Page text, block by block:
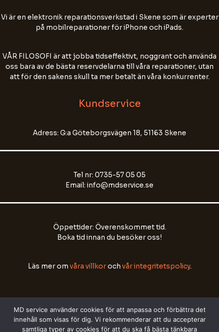
Vi är en elektronik reparationsverkstad i Skene som är experter
på mobilreparationer för iPhone och iPads.
VÅR FILOSOFI är att jobba tidseffektivt, noggrant och använda
oss bara av de bästa reservdelarna till våra reparationer, utan
att för den sakens skull ta mer betalt än våra konkurrenter.
Kundservice
Adress: G:a Göteborgsvägen 18, 51163 Skene
Tel nr: 0735-57 05 05
Email: info@mdservice.se
Öppettider: Överenskommet tid.
Boka tid innan du besöker oss!
Läs mer om våra villkoroch vår integritetspolicy.
Välkommen till MD Service!
att starta chatten.
Chatten kan sparas för att förbättra vår
Start Chat
MD service använder cookies för att anpassa och förbättra det
innehåll som visas för dig. Vi rekommenderar att du accepterar
samtliga typer av cookies för att du ska få bästa tänkbara